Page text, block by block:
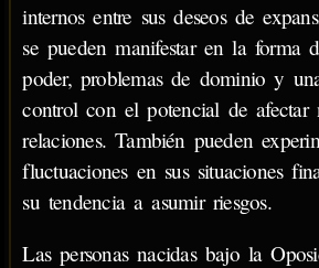
internos entre sus deseos de
se pueden manifestar en la forma
poder, problemas de dominio y
control con el potencial de afectar
relaciones. También pueden
fluctuaciones en sus situaciones
su tendencia a asumir riesgos.
Las personas nacidas bajo la